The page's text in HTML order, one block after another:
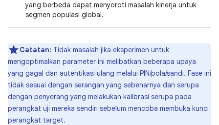
yang berbeda dapat menyoroti masalah kinerja untuk
segmen populasi global.
Catatan: Tidak masalah jika eksperimen untuk
mengoptimalkan parameter ini melibatkan beberapa upaya
yang gagal dan autentikasi ulang melalui PIN/pola/sandi. Fase ini
tidak sesuai dengan serangan yang sebenarnya dan serupa
dengan penyerang yang melakukan kalibrasi serupa pada
perangkat uji mereka sendiri sebelum mencoba membuka kunci
perangkat target.